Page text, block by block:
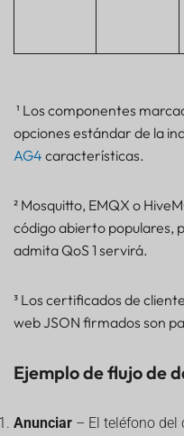
¹ Los componentes
opciones estándar de la
AG4 características.
² Mosquitto, EMQX o
código abierto populares,
admita QoS 1 servirá.
³ Los certificados de
web JSON firmados son
Ejemplo de flujo de
Anunciar – El teléfono del